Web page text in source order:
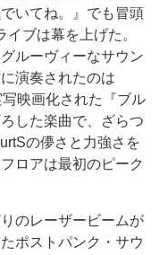
いてね。』でも冒頭
ブは幕を上げた。
ルーヴィーなサウン
演奏されたのは
映画化された『ブル
した楽曲で、ざらつ
の儚さと力強さを
ロアは最初のピーク
のレーザービームが
ポストパンク・サウ